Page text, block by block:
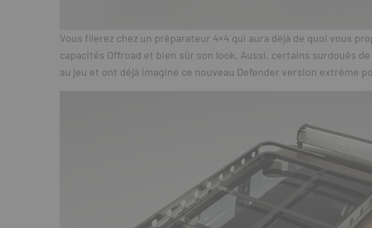
Vous filerez chez un préparateur 4×4 qui aura déjà de quoi vous
capacités Offroad et bien sûr son look. Aussi, certains surdoués
au jeu et ont déjà imaginé ce nouveau Defender version extrême